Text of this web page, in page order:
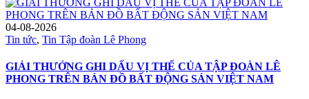
04-08-2026
Tin tức, Tin Tập đoàn Lê Phong
GIẢI THƯỞNG GHI DẤU VỊ THẾ CỦA TẬP ĐOÀN LÊ
PHONG TRÊN BẢN ĐỒ BẤT ĐỘNG SẢN VIỆT NAM